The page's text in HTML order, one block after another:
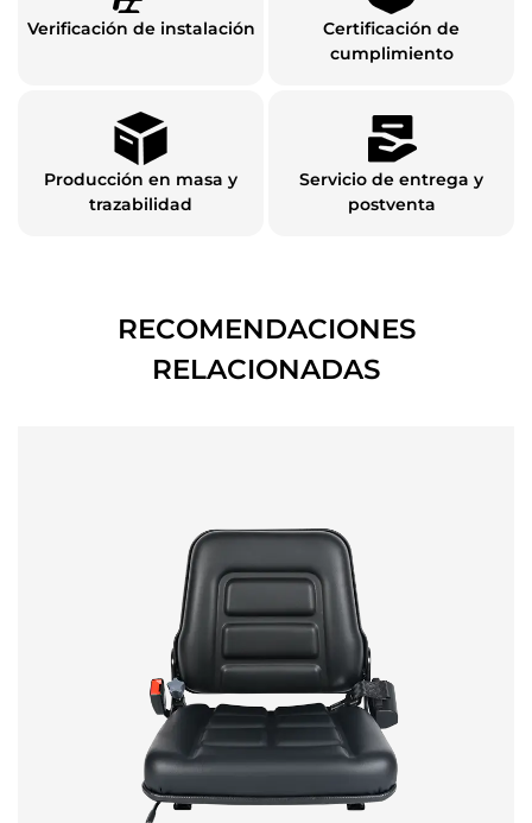
Verificación de instalación
Certificación de
cumplimiento
Producción en masa y
trazabilidad
Servicio de entrega y
postventa
RECOMENDACIONES
RELACIONADAS